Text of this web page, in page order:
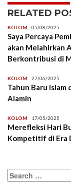
RELATED
KOLOM 05/08/2025
Saya Percaya
akan Melahirkan
Berkontribusi di
KOLOM 27/06/2025
Tahun Baru Islam
Alamin
KOLOM 17/05/2025
Merefleksi Hari
Kompetitif di Era
Search